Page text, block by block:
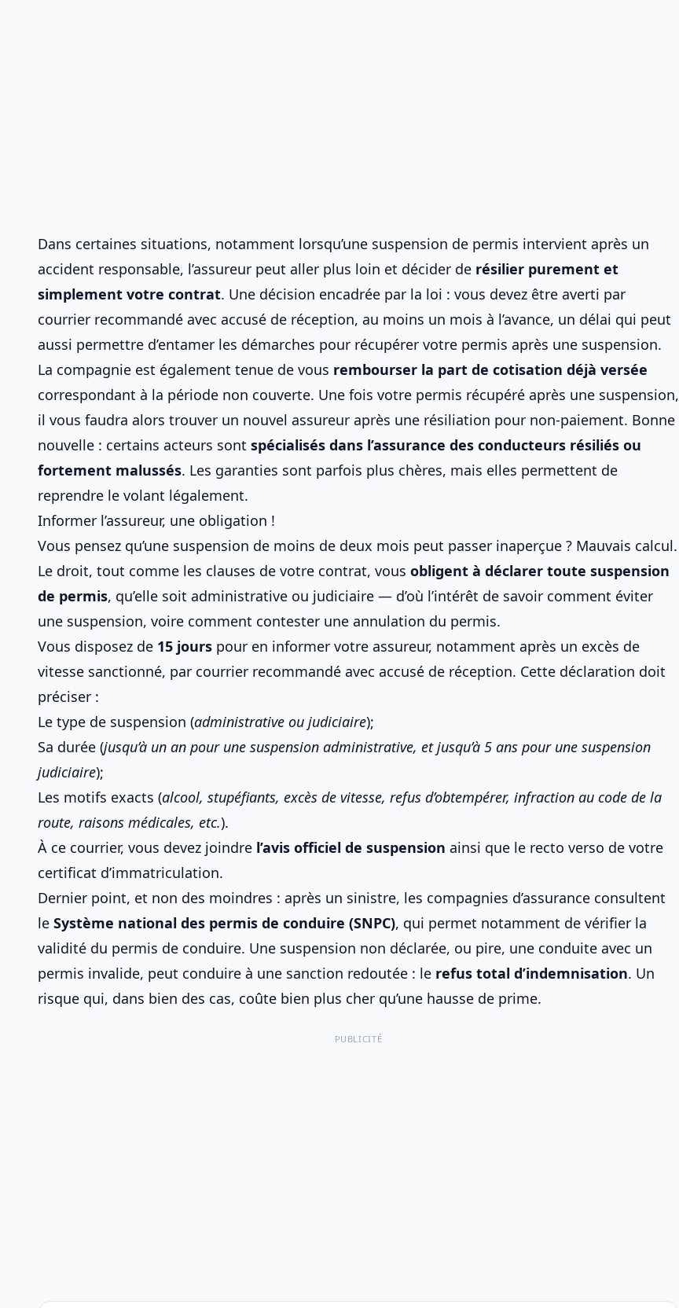
Dans certaines situations, notamment lorsqu’une suspension de permis intervient après un
accident responsable, l’assureur peut aller plus loin et décider de résilier purement et
simplement votre contrat. Une décision encadrée par la loi : vous devez être averti par
courrier recommandé avec accusé de réception, au moins un mois à l’avance, un délai qui peut
aussi permettre d’entamer les démarches pour récupérer votre permis après une suspension.
La compagnie est également tenue de vous rembourser la part de cotisation déjà versée
correspondant à la période non couverte. Une fois votre permis récupéré après une suspension,
il vous faudra alors trouver un nouvel assureur après une résiliation pour non‑paiement. Bonne
nouvelle : certains acteurs sont spécialisés dans l’assurance des conducteurs résiliés ou
fortement malussés. Les garanties sont parfois plus chères, mais elles permettent de
reprendre le volant légalement.
Informer l’assureur, une obligation !
Vous pensez qu’une suspension de moins de deux mois peut passer inaperçue ? Mauvais calcul.
Le droit, tout comme les clauses de votre contrat, vous obligent à déclarer toute suspension
de permis, qu’elle soit administrative ou judiciaire — d’où l’intérêt de savoir comment éviter
une suspension, voire comment contester une annulation du permis.
Vous disposez de 15 jours pour en informer votre assureur, notamment après un excès de
vitesse sanctionné, par courrier recommandé avec accusé de réception. Cette déclaration doit
préciser :
Le type de suspension (administrative ou judiciaire);
Sa durée (jusqu’à un an pour une suspension administrative, et jusqu’à 5 ans pour une suspension
judiciaire);
Les motifs exacts (alcool, stupéfiants, excès de vitesse, refus d’obtempérer, infraction au code de la
route, raisons médicales, etc.).
À ce courrier, vous devez joindre l’avis officiel de suspension ainsi que le recto verso de votre
certificat d’immatriculation.
Dernier point, et non des moindres : après un sinistre, les compagnies d’assurance consultent
le Système national des permis de conduire (SNPC), qui permet notamment de vérifier la
validité du permis de conduire. Une suspension non déclarée, ou pire, une conduite avec un
permis invalide, peut conduire à une sanction redoutée : le refus total d’indemnisation. Un
risque qui, dans bien des cas, coûte bien plus cher qu’une hausse de prime.
PUBLICITÉ